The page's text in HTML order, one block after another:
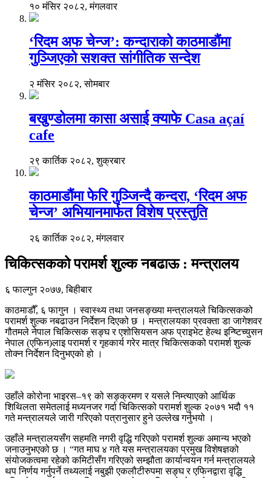
१० मंसिर २०८२, मंगलवार
‘रिदम अफ चेन्ज’: कन्दाराको काठमाडौंमा
गुञ्जिएको सशक्त सांगीतिक सन्देश
२ मंसिर २०८२, सोमबार
बखुण्डोलमा कासा असाई क्याफे Casa açaí
cafe
२९ कार्तिक २०८२, शुक्रबार
काठमाडौंमा फेरि गुञ्जिन्दै कन्दरा, ‘रिदम अफ
चेन्ज’ अभियानमार्फत विशेष प्रस्तुति
२६ कार्तिक २०८२, मंगलवार
चिकित्सकको परामर्श शुल्क नबढाऊ : मन्त्रालय
६ फाल्गुन २०७७, बिहीबार
काठमाडौँ, ६ फागुन । स्वास्थ्य तथा जनसङ्ख्या मन्त्रालयले चिकित्सकको
परामर्श शुल्क नबढाउन निर्देशन दिएको छ । मन्त्रालयका प्रवक्ता डा जागेशवर
गौतमले नेपाल चिकित्सक सङ्घ र एशोसियसन अफ प्राइभेट हेल्थ इन्ष्टिच्युसन
नेपाल (एफिन)लाइ परामर्श र गृहकार्य गरेर मात्र चिकित्सकको परामर्श शुल्क
तोक्न निर्देशन दिनुभएको हो ।
उहाँले कोरोना भाइरस–१९ को सङ्क्रमण र यसले निम्त्याएको आर्थिक
शिथिलता समेतलाई मध्यनजर गर्दा चिकित्सको परामर्श शुल्क २०७१ भदौ ११
गते मन्त्रालयले जारी गरिएको पत्रानुसार हुने उल्लेख गर्नुभयो ।
उहाँले मन्त्रालयसँग सहमति नगरी वृद्धि गरिएको परामर्श शुल्क अमान्य भएको
जनाउनुभएको छ । “गत माघ ४ गते यस मन्त्रालयका प्रमुख विशेषज्ञको
संयोजकत्वमा रहेको कमिटीसँग गरिएको सम्झौता कार्यान्वयन गर्न मन्त्रालयले
थप निर्णय गर्नुपर्ने तथ्यलाई नबुझी एकलौटीरुपमा सङ्घ र एफिनद्वारा वृद्धि